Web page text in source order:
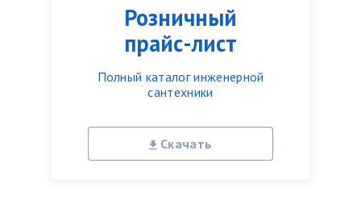
Розничный
прайс-лист
Полный каталог инженерной
сантехники
Скачать